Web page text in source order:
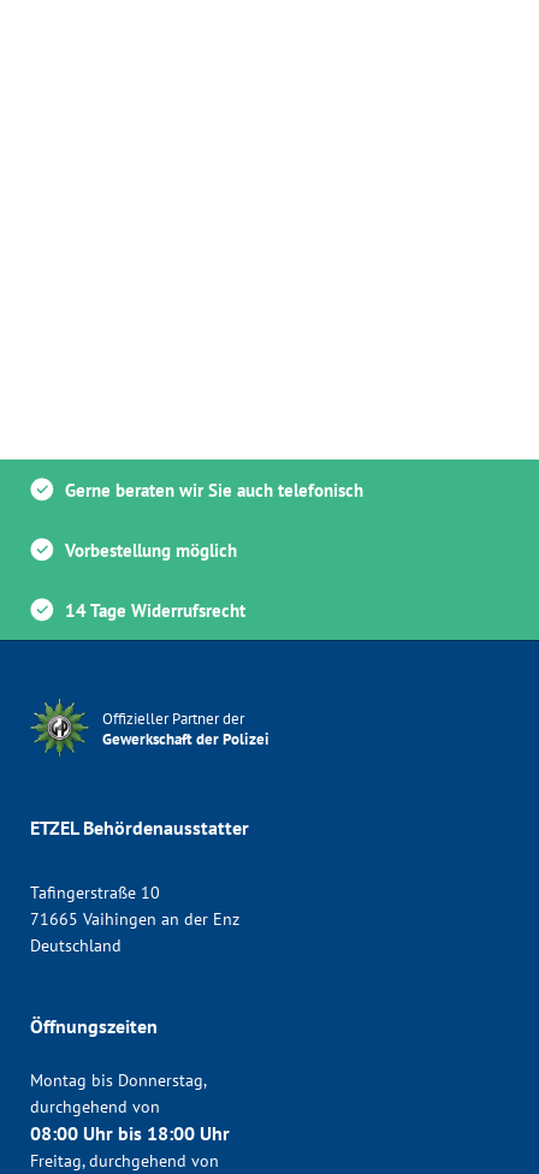
Gerne beraten wir Sie auch telefonisch
Vorbestellung möglich
14 Tage Widerrufsrecht
Offizieller Partner der
Gewerkschaft der Polizei
ETZEL Behördenausstatter
Tafingerstraße 10
71665 Vaihingen an der Enz
Deutschland
Öffnungszeiten
Montag bis Donnerstag,
durchgehend von
08:00 Uhr bis 18:00 Uhr
Freitag, durchgehend von